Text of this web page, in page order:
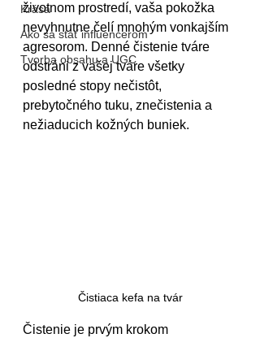
Krása
Ako sa stať influencerom
Tvorba obsahu a UGC
životnom prostredí, vaša pokožka
nevyhnutne čelí mnohým vonkajším
agresorom. Denné čistenie tváre
odstráni z vašej tváre všetky
posledné stopy nečistôt,
prebytočného tuku, znečistenia a
nežiaducich kožných buniek.
Čistiaca kefa na tvár
Čistenie je prvým krokom